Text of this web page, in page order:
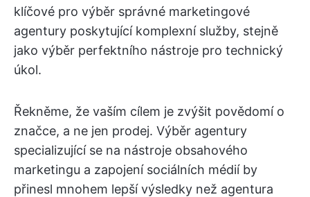
klíčové pro výběr správné marketingové
agentury poskytující komplexní služby, stejně
jako výběr perfektního nástroje pro technický
úkol.
Řekněme, že vaším cílem je zvýšit povědomí o
značce, a ne jen prodej. Výběr agentury
specializující se na nástroje obsahového
marketingu a zapojení sociálních médií by
přinesl mnohem lepší výsledky než agentura